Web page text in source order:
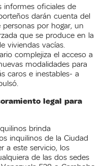
informes oficiales de
darán cuenta del
por hogar, un
que se produce en la
viviendas vacías.
complejiza el acceso a
modalidades para
caros e inestables- a
legal para
brinda
inquilinos de la Ciudad
a este servicio, los
de las dos sedes